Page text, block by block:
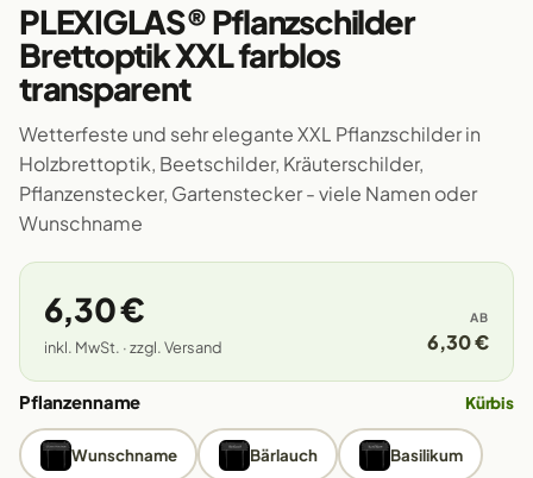
PLEXIGLAS® Pflanzschilder
Brettoptik XXL farblos
transparent
Wetterfeste und sehr elegante XXL Pflanzschilder in
Holzbrettoptik, Beetschilder, Kräuterschilder,
Pflanzenstecker, Gartenstecker - viele Namen oder
Wunschname
6,30 €
inkl. MwSt. · zzgl. Versand
AB
6,30 €
Pflanzenname Kürbis
Wunschname Bärlauch Basilikum